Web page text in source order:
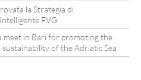
la Strategia di
FVG
meet in Bari for promoting the
of the Adriatic Sea